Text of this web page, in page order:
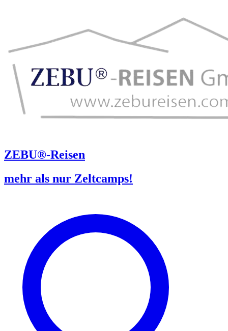
ZEBU®-Reisen
mehr als nur Zeltcamps!